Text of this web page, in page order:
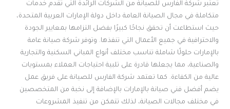
تعتبر شركة الفارس للصيانة من الشركات الرائدة التي تقدم خدمات
متكاملة في مجال الصيانة العامة داخل دولة الإمارات العربية المتحدة،
حيث استطاعت أن تحقق نجاحًا كبيرًا بفضل التزامها بمعايير الجودة
والاحترافية في جميع الأعمال التي تنفذها. وتوفر شركة صيانة عامة
بالإمارات حلولًا شاملة تناسب مختلف أنواع المباني السكنية والتجارية
والصناعية، مما يجعلها قادرة على تلبية احتياجات العملاء بمستويات
عالية من الكفاءة. كما تعتمد شركة الفارس للصيانة على فريق عمل
يضم أفضل فني صيانة بالإمارات بالإضافة إلى نخبة من المتخصصين
في مختلف مجالات الصيانة، لذلك تتمكن من تنفيذ المشروعات